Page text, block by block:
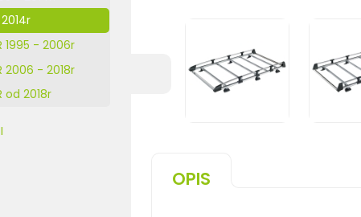
1995 - 2006r
2006 - 2018r
od 2018r
OPIS